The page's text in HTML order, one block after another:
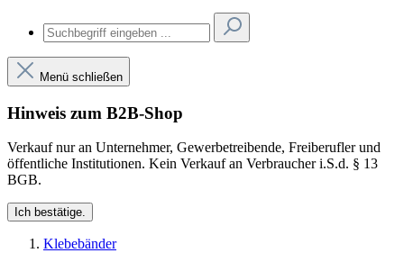
Menü schließen
Hinweis zum B2B-Shop
Verkauf nur an Unternehmer, Gewerbetreibende, Freiberufler und
öffentliche Institutionen. Kein Verkauf an Verbraucher i.S.d. § 13
BGB.
Ich bestätige.
Klebebänder